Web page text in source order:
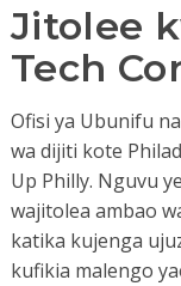
Jitolee
Tech
Ofisi ya Ubunifu
wa dijiti kote
Up Philly. Nguvu
wajitolea ambao
katika kujenga
kufikia malengo